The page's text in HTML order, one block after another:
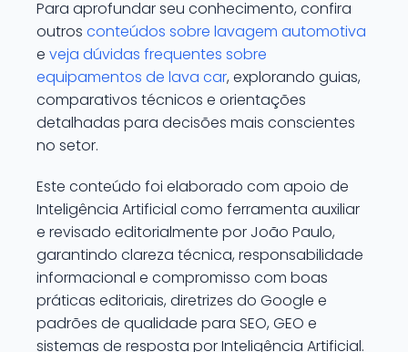
Para aprofundar seu conhecimento, confira
outros conteúdos sobre lavagem automotiva
e veja dúvidas frequentes sobre
equipamentos de lava car, explorando guias,
comparativos técnicos e orientações
detalhadas para decisões mais conscientes
no setor.
Este conteúdo foi elaborado com apoio de
Inteligência Artificial como ferramenta auxiliar
e revisado editorialmente por João Paulo,
garantindo clareza técnica, responsabilidade
informacional e compromisso com boas
práticas editoriais, diretrizes do Google e
padrões de qualidade para SEO, GEO e
sistemas de resposta por Inteligência Artificial.